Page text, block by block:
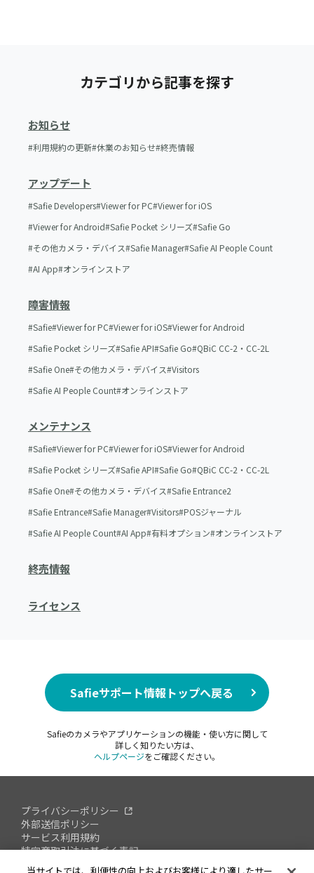
カテゴリから記事を探す
お知らせ
利用規約の更新 休業のお知らせ 終売情報
アップデート
Safie Developers Viewer for PC Viewer for iOS
Viewer for Android Safie Pocket シリーズ Safie Go
その他カメラ・デバイス Safie Manager Safie AI People Count
AI App オンラインストア
障害情報
Safie Viewer for PC Viewer for iOS Viewer for Android
Safie Pocket シリーズ Safie API Safie Go QBiC CC-2・CC-2L
Safie One その他カメラ・デバイス Visitors
Safie AI People Count オンラインストア
メンテナンス
Safie Viewer for PC Viewer for iOS Viewer for Android
Safie Pocket シリーズ Safie API Safie Go QBiC CC-2・CC-2L
Safie One その他カメラ・デバイス Safie Entrance2
Safie Entrance Safie Manager Visitors POSジャーナル
Safie AI People Count AI App 有料オプション オンラインストア
終売情報
ライセンス
Safieサポート情報トップへ戻る
Safieのカメラやアプリケーションの機能・使い方に関して
詳しく知りたい方は、
ヘルプページをご確認ください。
プライバシーポリシー
外部送信ポリシー
サービス利用規約
特定商取引法に基づく表記
情報セキュリティへの取り組み